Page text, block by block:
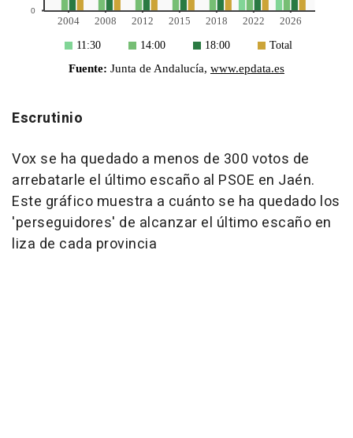
Escrutinio
Vox se ha quedado a menos de 300 votos de
arrebatarle el último escaño al PSOE en Jaén.
Este gráfico muestra a cuánto se ha quedado los
'perseguidores' de alcanzar el último escaño en
liza de cada provincia